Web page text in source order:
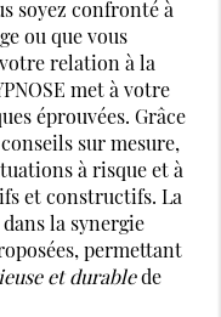
soyez confronté à
ou que vous
relation à la
met à votre
éprouvées. Grâce
sur mesure,
à risque et à
et constructifs. La
la synergie
permettant
et durablede